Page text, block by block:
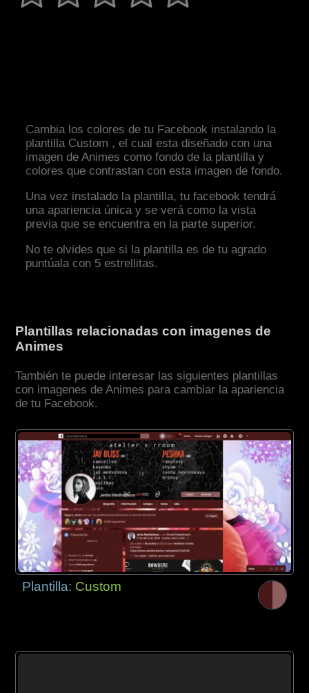
Cambia los colores de tu Facebook instalando la
plantilla Custom , el cual esta diseñado con una
imagen de Animes como fondo de la plantilla y
colores que contrastan con esta imagen de fondo.
Una vez instalado la plantilla, tu facebook tendrá
una apariencia única y se verá como la vista
previa que se encuentra en la parte superior.
No te olvides que si la plantilla es de tu agrado
puntúala con 5 estrellitas.
Plantillas relacionadas con imagenes de
Animes
También te puede interesar las siguientes plantillas
con imagenes de Animes para cambiar la apariencia
de tu Facebook.
Plantilla: Custom